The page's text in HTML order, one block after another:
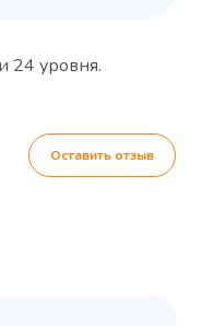
24 уровня.
Оставить отзыв